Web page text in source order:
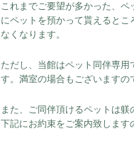
これまでご要望が多かった、
にペットを預かって貰えると
なくなります。
ただし、当館はペット同伴専
す。満室の場合もございますの
また、ご同伴頂けるペットは躾
下記にお約束をご案内致します